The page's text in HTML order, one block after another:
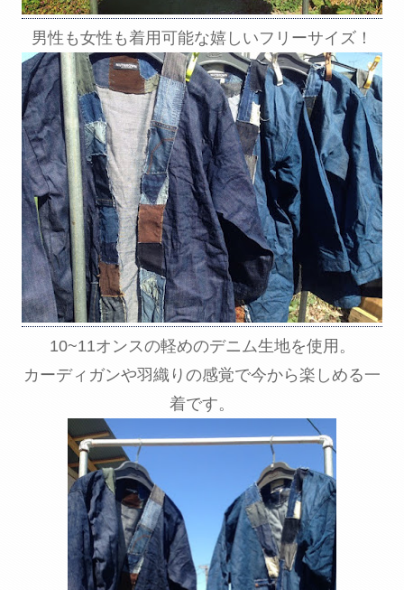
男性も女性も着用可能な嬉しいフリーサイズ！
10~11オンスの軽めのデニム生地を使用。
カーディガンや羽織りの感覚で今から楽しめる一
着です。